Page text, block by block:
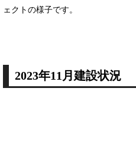
ェクトの様子です。
2023年11月建設状況